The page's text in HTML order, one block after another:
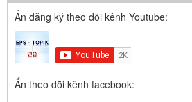
Ấn đăng ký theo dõi kênh Youtube:
Ấn theo dõi kênh facebook: